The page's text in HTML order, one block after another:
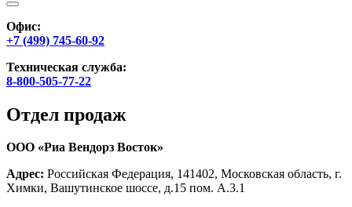
Офис:
+7 (499) 745-60-92
Техническая служба:
8-800-505-77-22
Отдел продаж
ООО «Риа Вендорз Восток»
Адрес: Российская Федерация, 141402, Московская область, г.
Химки, Вашутинское шоссе, д.15 пом. А.3.1